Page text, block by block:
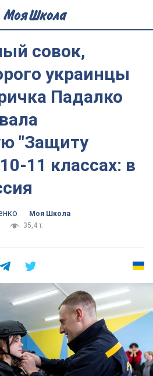
совок,
украинцы
Падалко
"Защиту
11 классах: в
Моя Школа
35,4 т.